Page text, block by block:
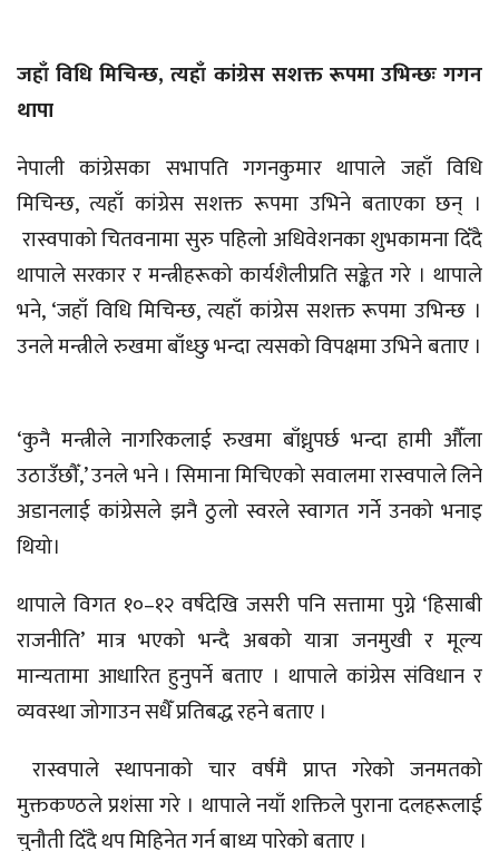
जहाँ विधि मिचिन्छ, त्यहाँ कांग्रेस सशक्त रूपमा उभिन्छः गगन
थापा
नेपाली कांग्रेसका सभापति गगनकुमार थापाले जहाँ विधि
मिचिन्छ, त्यहाँ कांग्रेस सशक्त रूपमा उभिने बताएका छन् ।
रास्वपाको चितवनामा सुरु पहिलो अधिवेशनका शुभकामना दिँदै
थापाले सरकार र मन्त्रीहरूको कार्यशैलीप्रति सङ्केत गरे । थापाले
भने, ‘जहाँ विधि मिचिन्छ, त्यहाँ कांग्रेस सशक्त रूपमा उभिन्छ ।
उनले मन्त्रीले रुखमा बाँध्छु भन्दा त्यसको विपक्षमा उभिने बताए ।
‘कुनै मन्त्रीले नागरिकलाई रुखमा बाँध्नुपर्छ भन्दा हामी औँला
उठाउँछौँ,’ उनले भने । सिमाना मिचिएको सवालमा रास्वपाले लिने
अडानलाई कांग्रेसले झनै ठुलो स्वरले स्वागत गर्ने उनको भनाइ
थियो।
थापाले विगत १०–१२ वर्षदेखि जसरी पनि सत्तामा पुग्ने ‘हिसाबी
राजनीति’ मात्र भएको भन्दै अबको यात्रा जनमुखी र मूल्य
मान्यतामा आधारित हुनुपर्ने बताए । थापाले कांग्रेस संविधान र
व्यवस्था जोगाउन सधैँ प्रतिबद्ध रहने बताए ।
रास्वपाले स्थापनाको चार वर्षमै प्राप्त गरेको जनमतको
मुक्तकण्ठले प्रशंसा गरे । थापाले नयाँ शक्तिले पुराना दलहरूलाई
चुनौती दिँदै थप मिहिनेत गर्न बाध्य पारेको बताए ।